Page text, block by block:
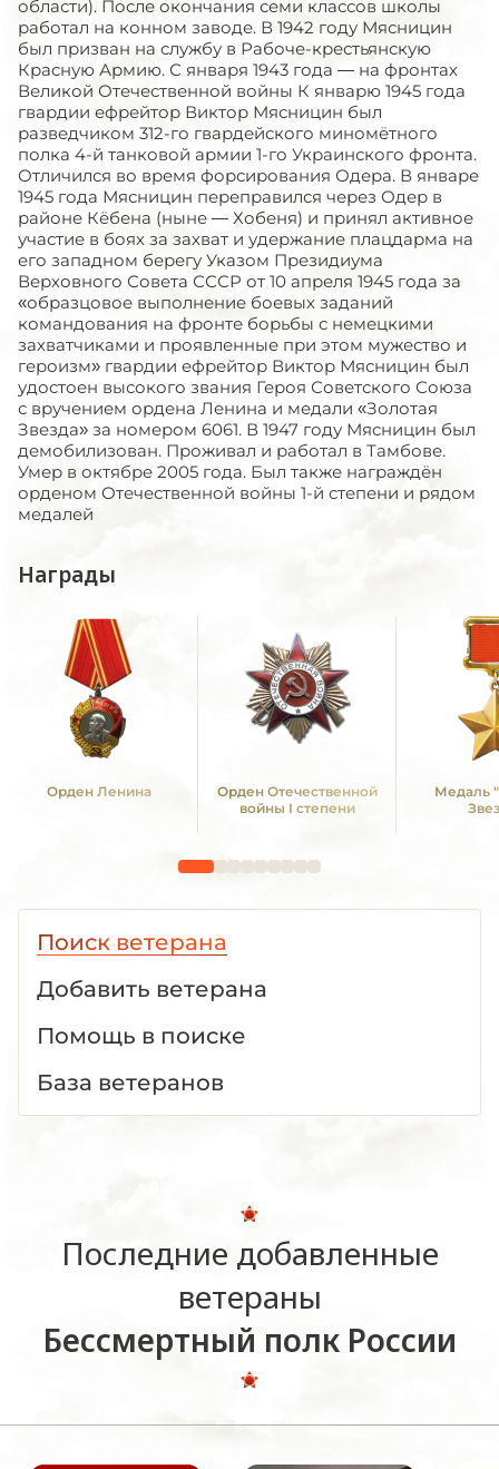
области). После окончания семи классов школы
работал на конном заводе. В 1942 году Мясницин
был призван на службу в Рабоче-крестьянскую
Красную Армию. С января 1943 года — на фронтах
Великой Отечественной войны К январю 1945 года
гвардии ефрейтор Виктор Мясницин был
разведчиком 312-го гвардейского миномётного
полка 4-й танковой армии 1-го Украинского фронта.
Отличился во время форсирования Одера. В январе
1945 года Мясницин переправился через Одер в
районе Кёбена (ныне — Хобеня) и принял активное
участие в боях за захват и удержание плацдарма на
его западном берегу Указом Президиума
Верховного Совета СССР от 10 апреля 1945 года за
«образцовое выполнение боевых заданий
командования на фронте борьбы с немецкими
захватчиками и проявленные при этом мужество и
героизм» гвардии ефрейтор Виктор Мясницин был
удостоен высокого звания Героя Советского Союза
с вручением ордена Ленина и медали «Золотая
Звезда» за номером 6061. В 1947 году Мясницин был
демобилизован. Проживал и работал в Тамбове.
Умер в октябре 2005 года. Был также награждён
орденом Отечественной войны 1-й степени и рядом
медалей
Награды
Орден Ленина
Орден Отечественной
войны I степени
Медаль
Поиск ветерана
Добавить ветерана
Помощь в поиске
База ветеранов
Последние добавленные
ветераны
Бессмертный полк России